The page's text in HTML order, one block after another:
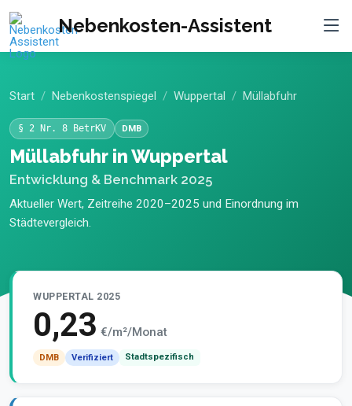
Nebenkosten-Assistent
Start Nebenkostenspiegel Wuppertal Müllabfuhr
§ 2 Nr. 8 BetrKV DMB
Müllabfuhr in Wuppertal
Entwicklung & Benchmark 2025
Aktueller Wert, Zeitreihe 2020–2025 und Einordnung im
Städtevergleich.
WUPPERTAL 2025
0,23 €/m²/Monat
DMB Verifiziert Stadtspezifisch